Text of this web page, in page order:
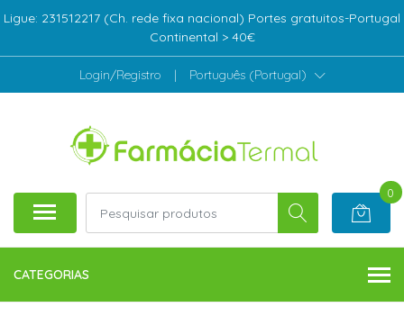
Ligue: 231512217 (Ch. rede fixa nacional) Portes gratuitos-Portugal
Continental > 40€
Login/Registro | Português (Portugal)
0
CATEGORIAS